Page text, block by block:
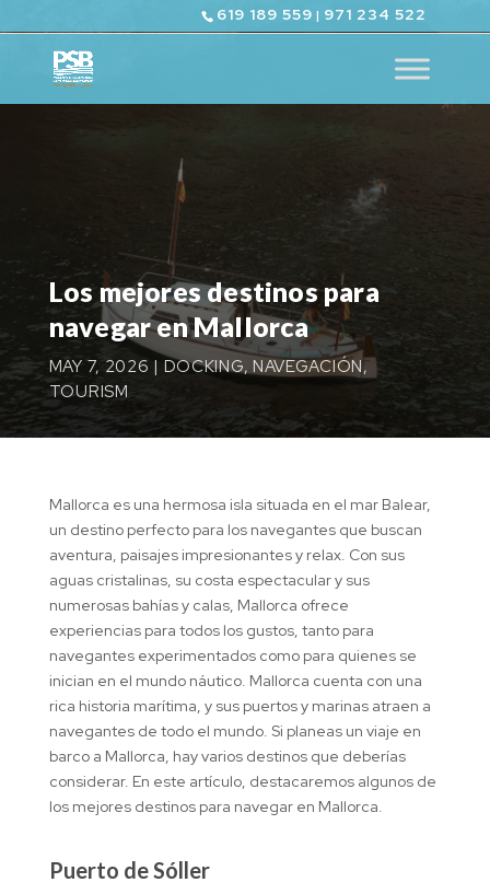
619 189 559 | 971 234 522
Los mejores destinos para
navegar en Mallorca
MAY 7, 2026 | DOCKING, NAVEGACIÓN,
TOURISM
Mallorca es una hermosa isla situada en el mar Balear,
un destino perfecto para los navegantes que buscan
aventura, paisajes impresionantes y relax. Con sus
aguas cristalinas, su costa espectacular y sus
numerosas bahías y calas, Mallorca ofrece
experiencias para todos los gustos, tanto para
navegantes experimentados como para quienes se
inician en el mundo náutico. Mallorca cuenta con una
rica historia marítima, y ​​sus puertos y marinas atraen a
navegantes de todo el mundo. Si planeas un viaje en
barco a Mallorca, hay varios destinos que deberías
considerar. En este artículo, destacaremos algunos de
los mejores destinos para navegar en Mallorca.
Puerto de Sóller